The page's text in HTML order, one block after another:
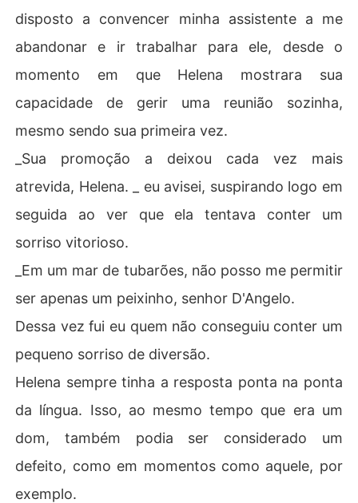
disposto a convencer minha assistente a me
abandonar e ir trabalhar para ele, desde o
momento em que Helena mostrara sua
capacidade de gerir uma reunião sozinha,
mesmo sendo sua primeira vez.
_Sua promoção a deixou cada vez mais
atrevida, Helena. _ eu avisei, suspirando logo em
seguida ao ver que ela tentava conter um
sorriso vitorioso.
_Em um mar de tubarões, não posso me permitir
ser apenas um peixinho, senhor D'Angelo.
Dessa vez fui eu quem não conseguiu conter um
pequeno sorriso de diversão.
Helena sempre tinha a resposta ponta na ponta
da língua. Isso, ao mesmo tempo que era um
dom, também podia ser considerado um
defeito, como em momentos como aquele, por
exemplo.